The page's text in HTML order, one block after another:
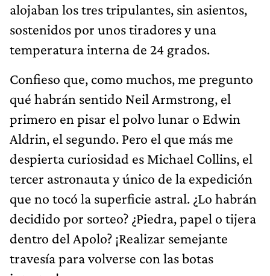
alojaban los tres tripulantes, sin asientos,
sostenidos por unos tiradores y una
temperatura interna de 24 grados.
Confieso que, como muchos, me pregunto
qué habrán sentido Neil Armstrong, el
primero en pisar el polvo lunar o Edwin
Aldrin, el segundo. Pero el que más me
despierta curiosidad es Michael Collins, el
tercer astronauta y único de la expedición
que no tocó la superficie astral. ¿Lo habrán
decidido por sorteo? ¿Piedra, papel o tijera
dentro del Apolo? ¡Realizar semejante
travesía para volverse con las botas